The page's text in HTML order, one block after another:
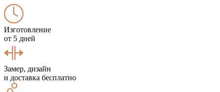
Изготовление
от 5 дней
Замер, дизайн
и доставка бесплатно